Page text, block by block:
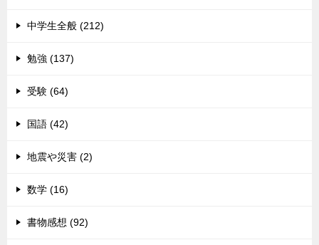
中学生全般 (212)
勉強 (137)
受験 (64)
国語 (42)
地震や災害 (2)
数学 (16)
書物感想 (92)